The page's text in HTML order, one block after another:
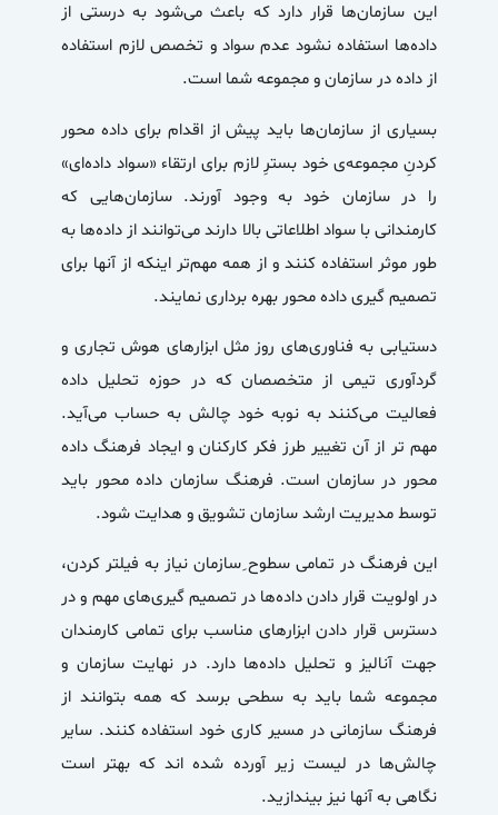
این سازمان‌ها قرار دارد که باعث می‌شود به درستی از
داده‌ها استفاده نشود عدم سواد و تخصص لازم استفاده
از داده در سازمان و مجموعه شما است.
بسیاری از سازمان‌ها باید پیش از اقدام برای داده محور
کردنِ مجموعه‌ی خود بسترِ لازم برای ارتقاء «سواد داده‌ای»
را در سازمان خود به وجود آورند. سازمان‌هایی که
کارمندانی با سواد اطلاعاتی بالا دارند می‌توانند از داده‌ها به
طور موثر استفاده کنند و از همه مهم‌تر اینکه از آنها برای
تصمیم گیری داده محور بهره برداری نمایند.
دستیابی به فناوری‌های روز مثل ابزار‌های هوش تجاری و
گردآوری تیمی از متخصصان که در حوزه تحلیل داده
فعالیت می‌کنند به نوبه خود چالش به حساب می‌آید.
مهم تر از آن تغییر طرز فکر کارکنان و ایجاد فرهنگ داده
محور در سازمان است. فرهنگسازمان داده محور باید
توسط مدیریت ارشد سازمان تشویق و هدایت شود.
این فرهنگ در تمامی سطوح ِسازمان نیاز به فیلتر کردن،
در اولویت قرار دادن داده‌ها در تصمیم گیری‌های مهم و در
دسترس قرار دادن ابزارهای مناسب برای تمامی کارمندان
جهت آنالیز و تحلیل داده‌ها دارد. در نهایت سازمان و
مجموعه شما باید به سطحی برسد که همه بتوانند از
فرهنگ سازمانی در مسیر کاری خود استفاده کنند. سایر
چالش‌ها در لیست زیر آورده شده اند که بهتر است
نگاهی به آنها نیز بیندازید.